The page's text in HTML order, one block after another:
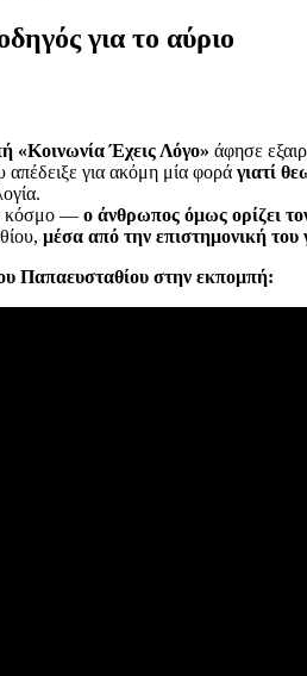
για το αύριο
«Κοινωνία Έχεις Λόγο» άφησε
για ακόμη μία φορά γιατί
κόσμο — ο άνθρωπος όμως ορίζει
μέσα από την επιστημονική
Παπαευσταθίου στην εκπομπή: